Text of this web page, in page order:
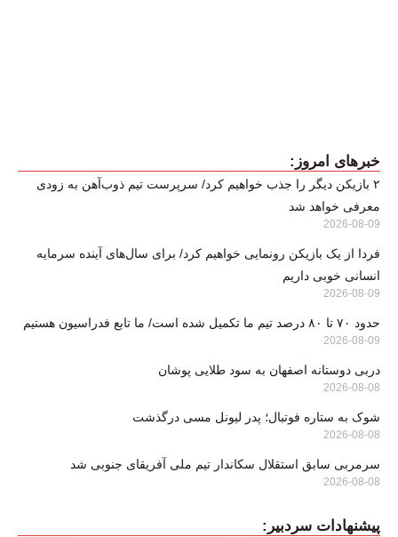
خبرهای امروز:
۲ بازیکن دیگر را جذب خواهیم کرد/ سرپرست تیم ذوب‌آهن به زودی
معرفی خواهد شد
2026-08-09
فردا از یک بازیکن رونمایی خواهیم کرد/ برای سال‌های آینده سرمایه
انسانی خوبی داریم
2026-08-09
حدود ۷۰ تا ۸۰ درصد تیم ما تکمیل شده است/ ما تابع فدراسیون هستیم
2026-08-09
دربی دوستانه اصفهان به سود طلایی پوشان
2026-08-08
شوک به ستاره فوتبال؛ پدر لیونل مسی درگذشت
2026-08-08
سرمربی سابق استقلال سکاندار تیم ملی آفریقای جنوبی شد
2026-08-08
پیشنهادات سردبیر: